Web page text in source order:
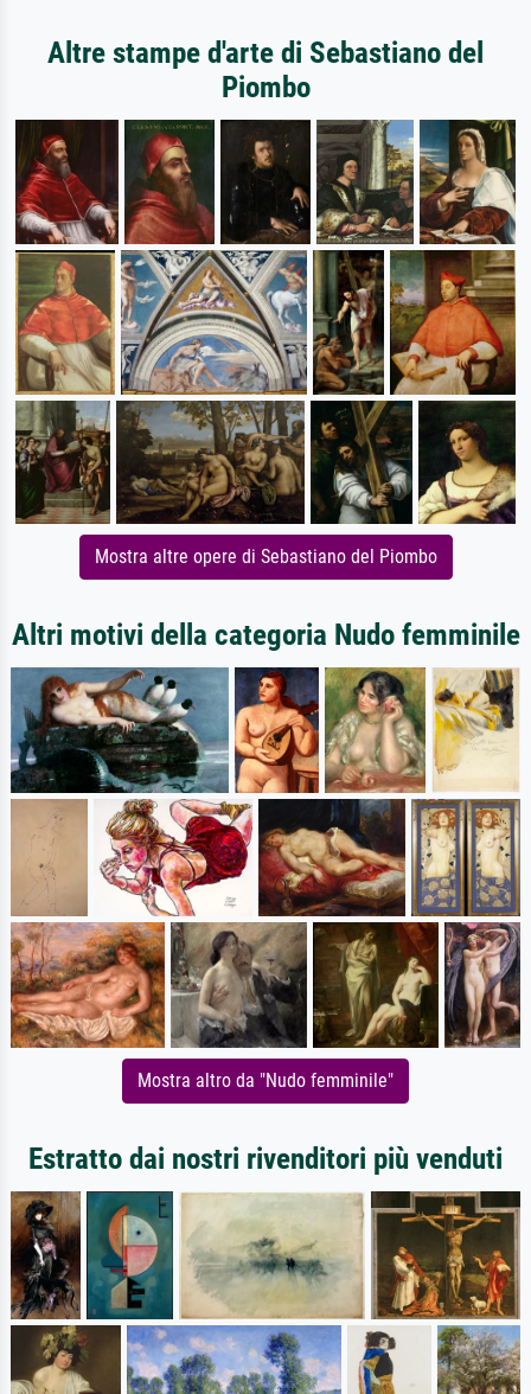
Altre stampe d'arte di Sebastiano del
Piombo
Mostra altre opere di Sebastiano del Piombo
Altri motivi della categoria Nudo femminile
Mostra altro da "Nudo femminile"
Estratto dai nostri rivenditori più venduti